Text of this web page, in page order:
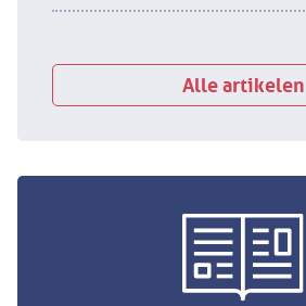
Alle artikelen